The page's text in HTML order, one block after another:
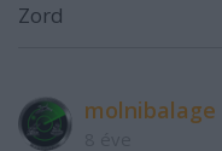
Zord
molnibalage